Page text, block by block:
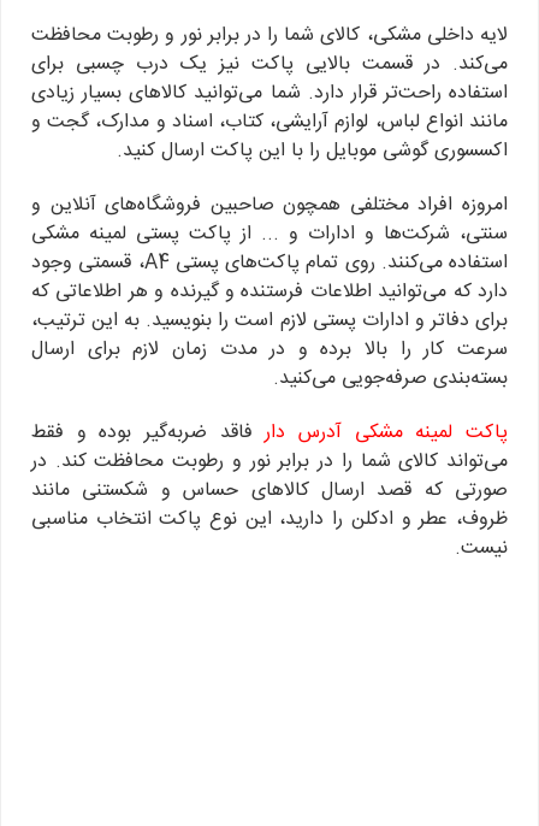
لایه داخلی مشکی، کالای شما را در برابر نور و رطوبت محافظت
می‌کند. در قسمت بالایی پاکت نیز یک درب چسبی برای
استفاده راحت‌تر قرار دارد. شما می‌توانید کالاهای بسیار زیادی
مانند انواع لباس، لوازم آرایشی، کتاب، اسناد و مدارک، گجت و
اکسسوری‌ گوشی موبایل را با این پاکت ارسال کنید.
امروزه افراد مختلفی همچون صاحبین فروشگاه‌های آنلاین و
سنتی، شرکت‌ها و ادارات و ... از پاکت پستی لمینه مشکی
استفاده می‌کنند. روی تمام پاکت‌های پستی A4، قسمتی وجود
دارد که می‌توانید اطلاعات فرستنده و گیرنده و هر اطلاعاتی که
برای دفاتر و ادارات پستی لازم است را بنویسید. به‌ این ترتیب،
سرعت کار را بالا برده و در مدت زمان لازم برای ارسال
بسته‌بندی صرفه‌جویی می‌کنید.
پاکت لمینه مشکی آدرس دارفاقد ضربه‌گیر بوده و فقط
می‌تواند کالای شما را در برابر نور و رطوبت محافظت کند. در
صورتی که قصد ارسال کالاهای حساس و شکستنی مانند
ظروف، عطر و ادکلن را دارید، این نوع پاکت انتخاب مناسبی
نیست.